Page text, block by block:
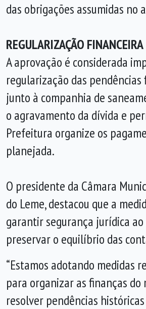
das obrigações assumidas no
REGULARIZAÇÃO FINANCEIRA
A aprovação é considerada
regularização das pendências
junto à companhia de
o agravamento da dívida e
Prefeitura organize os
planejada.
O presidente da Câmara
do Leme, destacou que a
garantir segurança jurídica
preservar o equilíbrio das
“Estamos adotando medidas
para organizar as finanças do
resolver pendências